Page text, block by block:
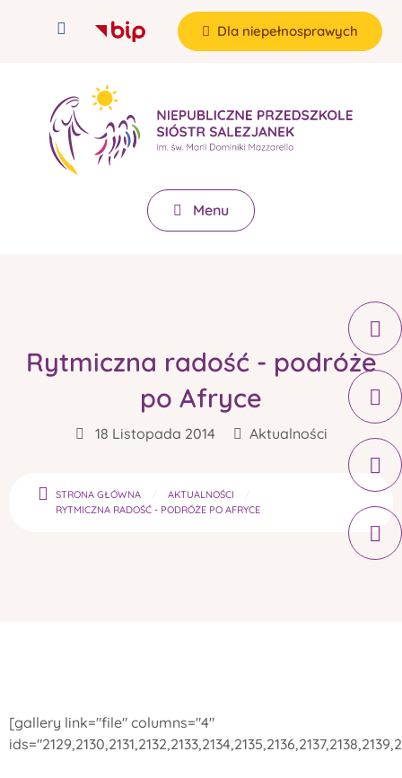
Dla niepełnosprawych
Menu
Rytmiczna radość - podróże
po Afryce
18 Listopada 2014 Aktualności
STRONA GŁÓWNA
AKTUALNOŚCI
RYTMICZNA RADOŚĆ - PODRÓŻE PO AFRYCE
[gallery link="file" columns="4"